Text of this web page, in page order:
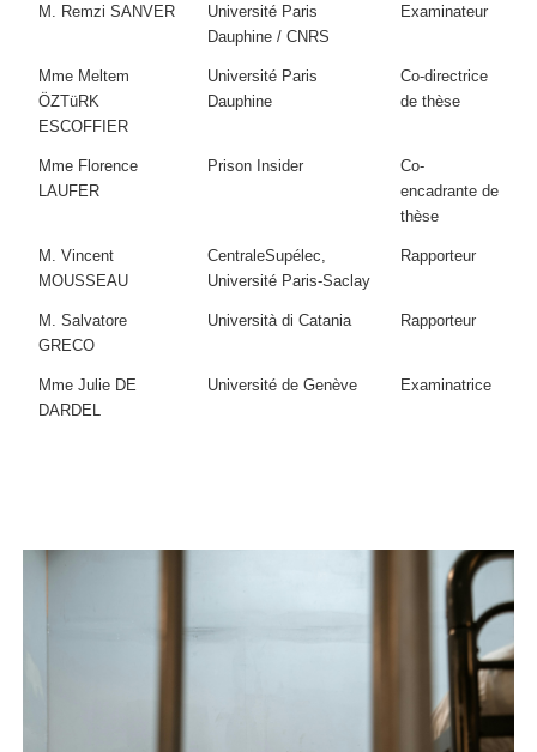
M. Remzi SANVER
Université Paris
Dauphine / CNRS
Examinateur
Mme Meltem
ÖZTüRK
ESCOFFIER
Université Paris
Dauphine
Co-directrice
de thèse
Mme Florence
LAUFER
Prison Insider
Co-
encadrante de
thèse
M. Vincent
MOUSSEAU
CentraleSupélec,
Université Paris-Saclay
Rapporteur
M. Salvatore
GRECO
Università di Catania Rapporteur
Mme Julie DE
DARDEL
Université de Genève Examinatrice